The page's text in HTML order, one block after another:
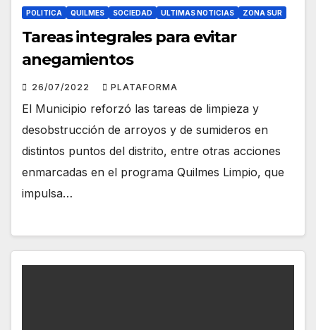
POLITICA QUILMES SOCIEDAD ULTIMAS NOTICIAS ZONA SUR
Tareas integrales para evitar
anegamientos
26/07/2022 PLATAFORMA
El Municipio reforzó las tareas de limpieza y
desobstrucción de arroyos y de sumideros en
distintos puntos del distrito, entre otras acciones
enmarcadas en el programa Quilmes Limpio, que
impulsa…